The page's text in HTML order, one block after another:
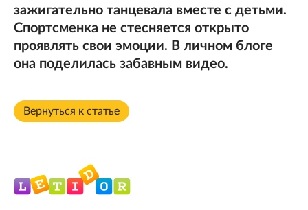
зажигательно танцевала вместе с детьми.
Спортсменка не стесняется открыто
проявлять свои эмоции. В личном блоге
она поделилась забавным видео.
Вернуться к статье